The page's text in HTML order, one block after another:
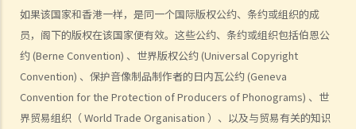
如果该国家和香港一样，是同一个国际版权公约、条约或组织的成
员，阁下的版权在该国家便有效。这些公约、条约或组织包括伯恩公
约 (Berne Convention) 、世界版权公约 (Universal Copyright
Convention) 、保护音像制品制作者的日内瓦公约 (Geneva
Convention for the Protection of Producers of Phonograms) 、世
界贸易组织（ World Trade Organisation ）、以及与贸易有关的知识
5. 我怎样可以取得许可，去使用版权作品？
6. 有没有作品可供我自由使用，而毋须事先向版权拥有人或有关负责人
取得许可？
7. 承接问题6，由政府出版之物品是否在公共领域之内？
8. 我的作品版权在其他国家有效吗？
9. 外国人拥有的版权在香港有效吗？